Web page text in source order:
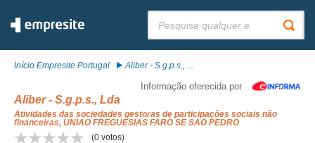
Início Empresite Portugal Aliber - S.g.p.s., ...
Informação oferecida por
Aliber - S.g.p.s., Lda
Atividades das sociedades gestoras de participações sociais não
financeiras, UNIAO FREGUESIAS FARO SE SAO PEDRO
(0 votos)